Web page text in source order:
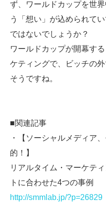
ず、ワールドカップを世
う「想い」が込められて
ではないでしょうか？
ワールドカップが開幕す
ケティングで、ビッチの
そうですね。
■関連記事
・【ソーシャルメディア
的！】
リアルタイム・マーケテ
トに合わせた4つの事例
http://smmlab.jp/?p=26829